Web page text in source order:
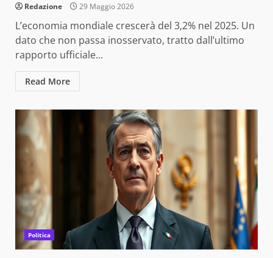
Redazione 29 Maggio 2026
L’economia mondiale crescerà del 3,2% nel 2025. Un
dato che non passa inosservato, tratto dall’ultimo
rapporto ufficiale...
Read More
Politica